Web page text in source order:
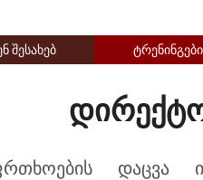
შესახებ ტრენინგები
დაცვა